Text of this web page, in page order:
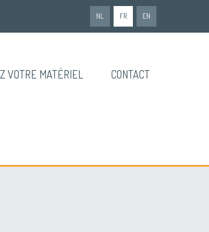
NL FR EN
VOTRE MATÉRIEL CONTACT